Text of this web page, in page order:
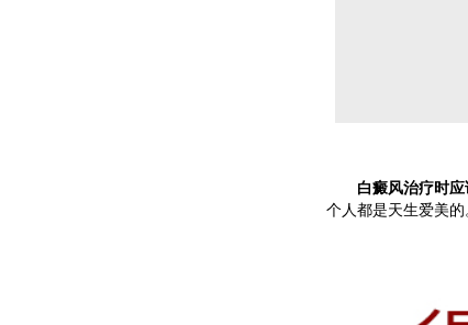
白癜风治疗时
个人都是天生爱美